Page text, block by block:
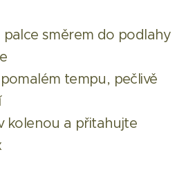
směrem do podlahy
tempu, pečlivě
kolenou a přitahujte